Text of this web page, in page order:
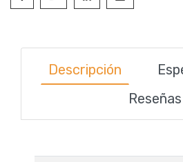
Descripción
Reseñas